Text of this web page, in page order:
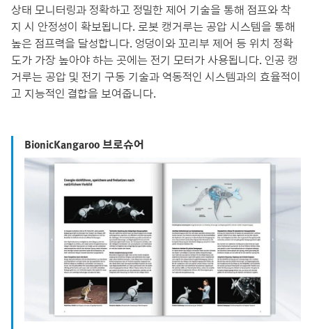
상태 모니터링과 정확하고 정밀한 제어 기술을 통해 점프와 착
지 시 안정성이 확보됩니다. 로봇 캥거루는 공압 시스템을 통해
높은 점프력을 달성합니다. 엉덩이와 꼬리부 제어 등 위치 정확
도가 가장 높아야 하는 곳에는 전기 모터가 사용됩니다. 인공 캥
거루는 공압 및 전기 구동 기술과 역동적인 시스템과의 효율적이
고 지능적인 결합을 보여줍니다.
BionicKangaroo 브로슈어